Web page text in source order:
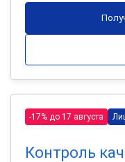
-17% до 17 августа
Контроль